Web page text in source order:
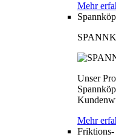
Mehr
Unser
Mehr
Friktions-